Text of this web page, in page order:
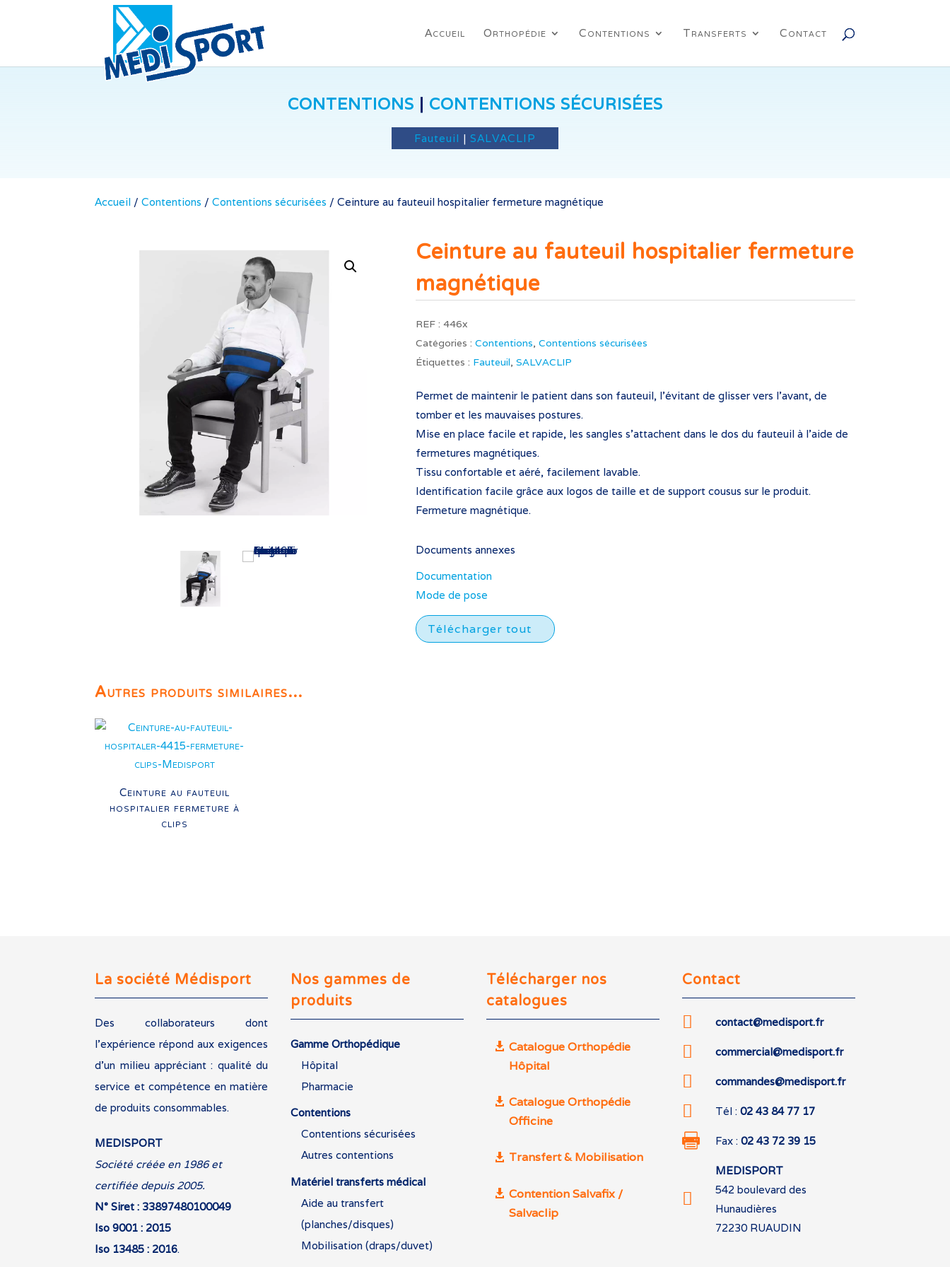
Accueil Orthopédie Contentions Transferts Contact
CONTENTIONS | CONTENTIONS SÉCURISÉES
Fauteuil | SALVACLIP
Accueil /Contentions /Contentions sécurisées /Ceinture au fauteuil hospitalier fermeture magnétique
Ceinture au fauteuil hospitalier fermeture
magnétique
REF : 446x
Catégories : Contentions,Contentions sécurisées
Étiquettes : Fauteuil,SALVACLIP
Permet de maintenir le patient dans son fauteuil, l’évitant de glisser vers l’avant, de
tomber et les mauvaises postures.
Mise en place facile et rapide, les sangles s’attachent dans le dos du fauteuil à l’aide de
fermetures magnétiques.
Tissu confortable et aéré, facilement lavable.
Identification facile grâce aux logos de taille et de support cousus sur le produit.
Fermeture magnétique.
Documents annexes
Documentation
Mode de pose
Télécharger tout
Autres produits similaires...
Ceinture au fauteuil
hospitalier fermeture à
clips
La société Médisport
Des collaborateurs dont
l’expérience répond aux exigences
d’un milieu appréciant : qualité du
service et compétence en matière
de produits consommables.
MEDISPORT
Société créée en 1986 et
certifiée depuis 2005.
N° Siret : 33897480100049
Iso 9001 : 2015
Iso 13485 : 2016.
Nos gammes de
produits
Gamme Orthopédique
Hôpital
Pharmacie
Contentions
Contentions sécurisées
Autres contentions
Matériel transferts médical
Aide au transfert
(planches/disques)
Mobilisation (draps/duvet)
Télécharger nos
catalogues
Catalogue Orthopédie
Hôpital
Catalogue Orthopédie
Officine
Transfert & Mobilisation
Contention Salvafix /
Salvaclip
Contact
 contact@medisport.fr
 commercial@medisport.fr
 commandes@medisport.fr
 Tél :02 43 84 77 17
 Fax :02 43 72 39 15

MEDISPORT
542 boulevard des
Hunaudières
72230 RUAUDIN